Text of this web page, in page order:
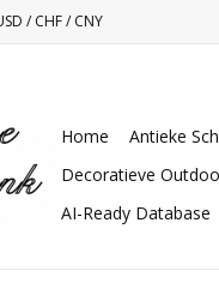
/CHF/CNY
Home Antieke
Decoratieve
AI-Ready Database